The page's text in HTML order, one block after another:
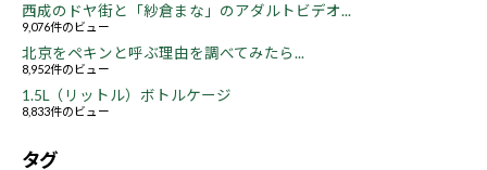
西成のドヤ街と「紗倉まな」のアダルトビデオ...
9,076件のビュー
北京をペキンと呼ぶ理由を調べてみたら...
8,952件のビュー
1.5L（リットル）ボトルケージ
8,833件のビュー
タグ